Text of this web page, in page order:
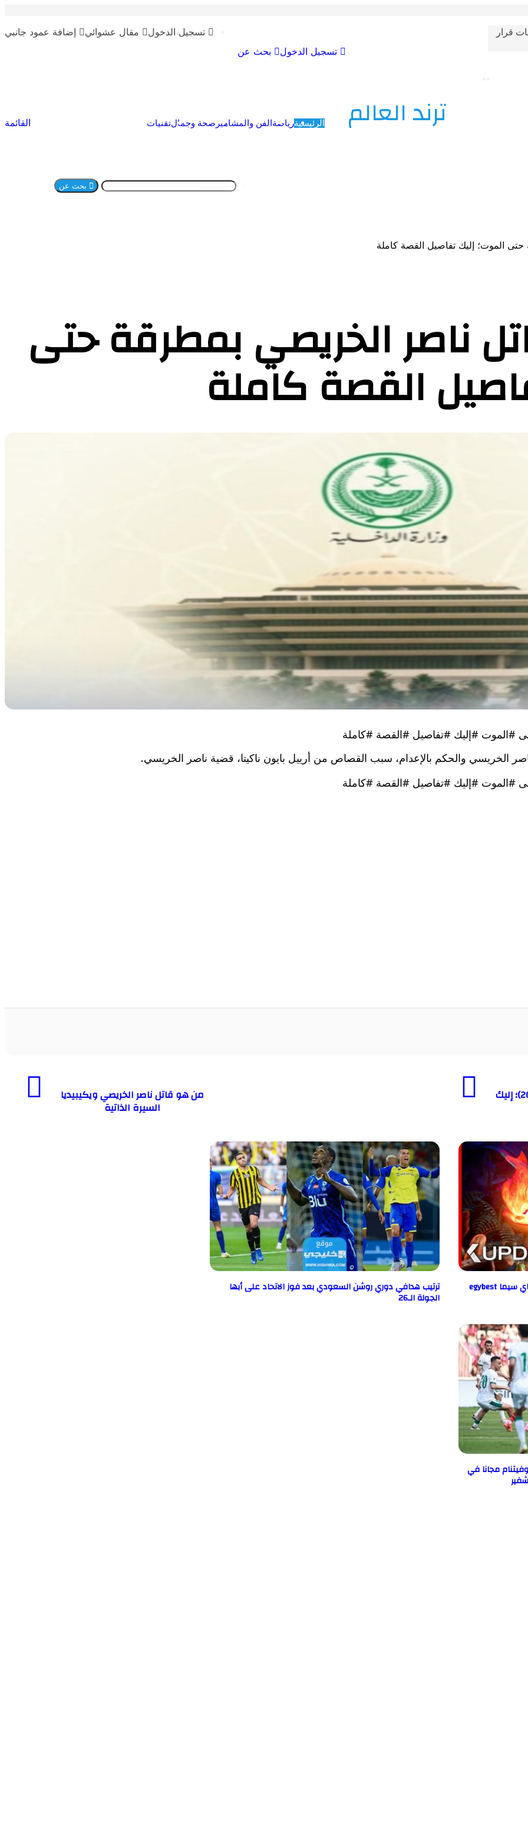
قرار
إضافة عمود جانبي مقال عشوائي
تسجيل الدخول
بحث عن
تسجيل الدخول
ترند العالم القائمة الرئيسيةرياضة الفن والمشاهير صحة وجمالتقنيات
بحث عن
الموت؛ إليك تفاصيل القصة كاملة
ناصر الخريصي بمطرقة حتى
القصة كاملة
#إليك #تفاصيل #القصة #كاملة
الخريسي والحكم بالإعدام، سبب القصاص من أرييل بايون ناكيتا، قضية ناصر الخريسي.
#إليك #تفاصيل #القصة #كاملة
مواعيد الأيام البيض لشهر ربيع الآخر 1446 هـ (ربيع الثاني 2024)؛ إليك من هو قاتل ناصر الخريصي ويكيبيديا
السيرة الذاتية
ترتيب هدافي دوري روشن السعودي بعد فوز الاتحاد على أبها
الجولة الـ26
مجانا في